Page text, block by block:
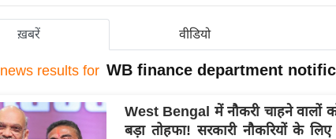
ख़बरें वीडियो
news results for WB finance department
West Bengal में नौकरी चाहने वालों
बड़ा तोहफा! सरकारी नौकरियों के